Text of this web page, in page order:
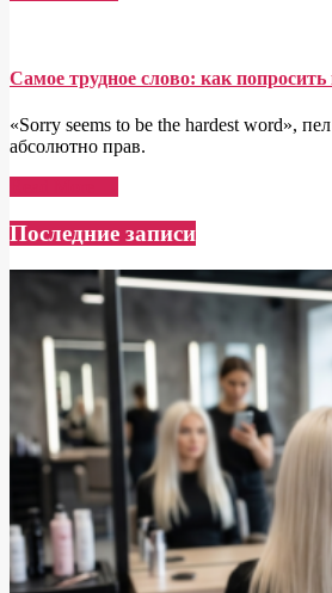
Самое трудное слово: как
«Sorry seems to be the hardest word»,
абсолютно прав.
Последние записи